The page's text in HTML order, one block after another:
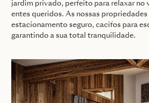
jardim privado, perfeito para relaxar no
entes queridos. As nossas propriedades
estacionamento seguro, cacifos para
garantindo a sua total tranquilidade.